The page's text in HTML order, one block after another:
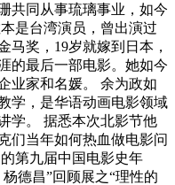
共同从事琉璃事业，如今
是台湾演员，曾出演过
马奖，19岁就嫁到日本，
的最后一部电影。她如今
业家和名媛。 余为政如
学，是华语动画电影领域
学。 据悉本次北影节他
们当年如何热血做电影问
第九届中国电影史年
德昌”回顾展之“理性的